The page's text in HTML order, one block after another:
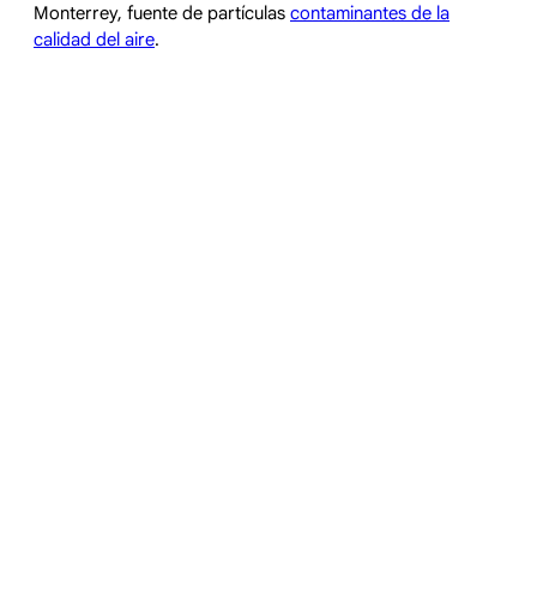
Monterrey, fuente de partículas contaminantes de la
calidad del aire.